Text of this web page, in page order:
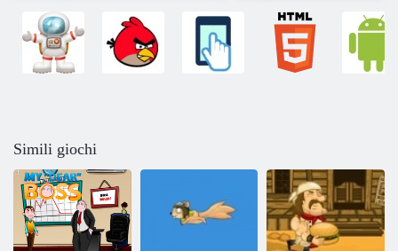
Simili giochi